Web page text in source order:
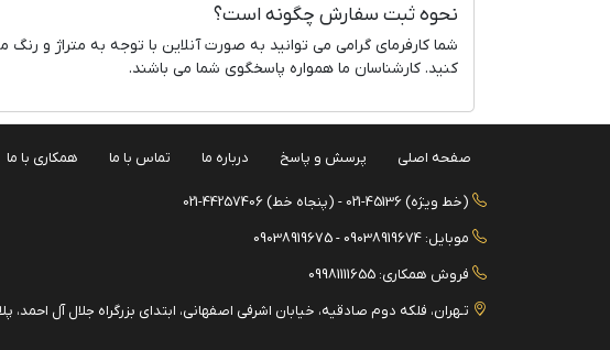
نحوه ثبت سفارش چگونه است؟
شما کارفرمای گرامی می توانید به صورت آنلاین با توجه به متراژ و
کنید. کارشناسان ما همواره پاسخگوی شما می باشند.
صفحه اصلی پرسش و پاسخ درباره ما تماس با ما همکاری با ما
(خط ویژه) 45136-021 - (پنجاه خط) 44257406-021
موبایل: 09038919674 - 09038919675
فروش همکاری: 09981111655
تـهران، فلکه دوم صادقیه، خیابان اشرفی اصفهانی، ابتدای بزرگراه جلال آل احمد، پلاک174،